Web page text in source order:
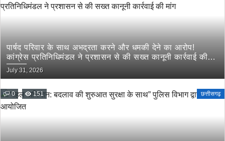
पार्षद परिवार के साथ अभद्रता करने और धमकी देने का आरोप!
कांग्रेस प्रतिनिधिमंडल ने प्रशासन से की सख्त कानूनी कार्रवाई की
मांग
July 31, 2026
0 151 छत्तीसगढ़